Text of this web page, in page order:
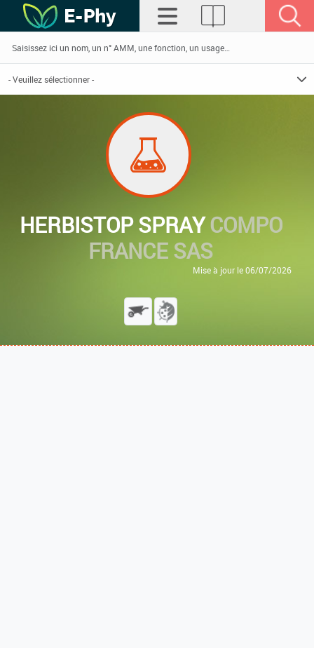
HERBISTOP SPRAYCOMPO
FRANCE SAS
Mise à jour le 06/07/2026